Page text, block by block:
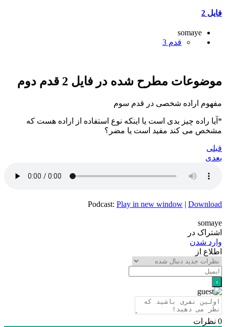
فایل 2
somaye
قدم 3
موضوعات مطرح شده در فایل 2 قدم دوم
مفهوم اراده شخصی در قدم سوم
*آیا راده چیز بدی است یا اینکه نوع استفاده از اراده هست که
مشخص می کند مفید است یا مضر؟
قبلی
بعدی
Podcast: Play in new window | Download
somaye
اشتراک در
وارد شدن
اطلاع از
0 نظرات